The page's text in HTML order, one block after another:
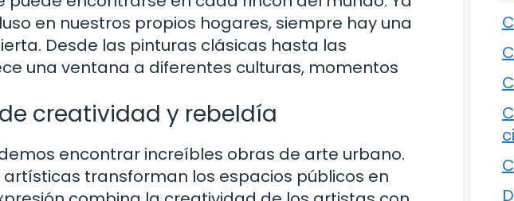
en nuestros propios hogares, siempre hay una
Desde las pinturas clásicas hasta las
una ventana a diferentes culturas, momentos
creatividad y rebeldía
encontrar increíbles obras de arte urbano.
transforman los espacios públicos en